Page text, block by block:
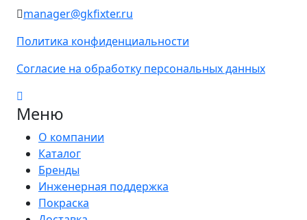
manager@gkfixter.ru
Политика конфиденциальности
Согласие на обработку персональных данных
Меню
О компании
Каталог
Бренды
Инженерная поддержка
Покраска